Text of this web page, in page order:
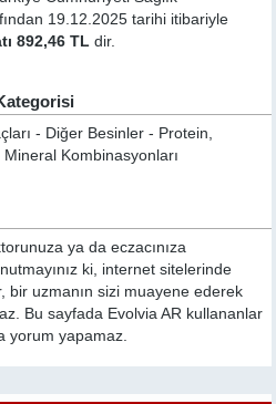
19.12.2025 tarihi itibariyle
892,46 TL dir.
- Diğer Besinler - Protein,
Kombinasyonları
ya da eczacınıza
ki, internet sitelerinde
bir uzmanın sizi muayene ederek
Bu sayfada Evolvia AR kullananlar
yorum yapamaz.